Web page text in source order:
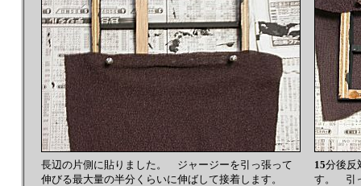
長辺の片側に貼りました。 ジャージーを引っ張って
伸びる最大量の半分くらいに伸ばして接着します。
15分後反
す。 引